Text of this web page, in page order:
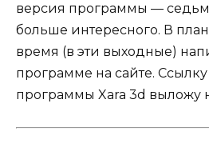
версия программы —
больше интересного. В
время (в эти выходные)
программе на сайте.
программы Xara 3d выложу